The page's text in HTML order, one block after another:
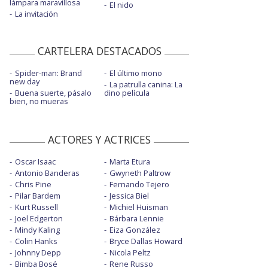
lámpara maravillosa
La invitación
El nido
CARTELERA DESTACADOS
Spider-man: Brand
new day
Buena suerte, pásalo
bien, no mueras
El último mono
La patrulla canina: La
dino película
ACTORES Y ACTRICES
Oscar Isaac
Antonio Banderas
Chris Pine
Pilar Bardem
Kurt Russell
Joel Edgerton
Mindy Kaling
Colin Hanks
Johnny Depp
Bimba Bosé
Marta Etura
Gwyneth Paltrow
Fernando Tejero
Jessica Biel
Michiel Huisman
Bárbara Lennie
Eiza González
Bryce Dallas Howard
Nicola Peltz
Rene Russo